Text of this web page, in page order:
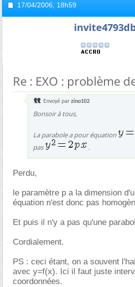
17/04/2006, 18h59
Re : EXO : problème
Envoyé par zino102
Bonsoir à tous,
La parabole a pour équation
pas
.
Perdu,
le paramètre p a la dimension
équation n'est donc pas
Et puis il n'y a pas qu'une
Cordialement.
PS : ceci étant, on a souvent
avec y=f(x). Ici il faut juste
coordonnées.